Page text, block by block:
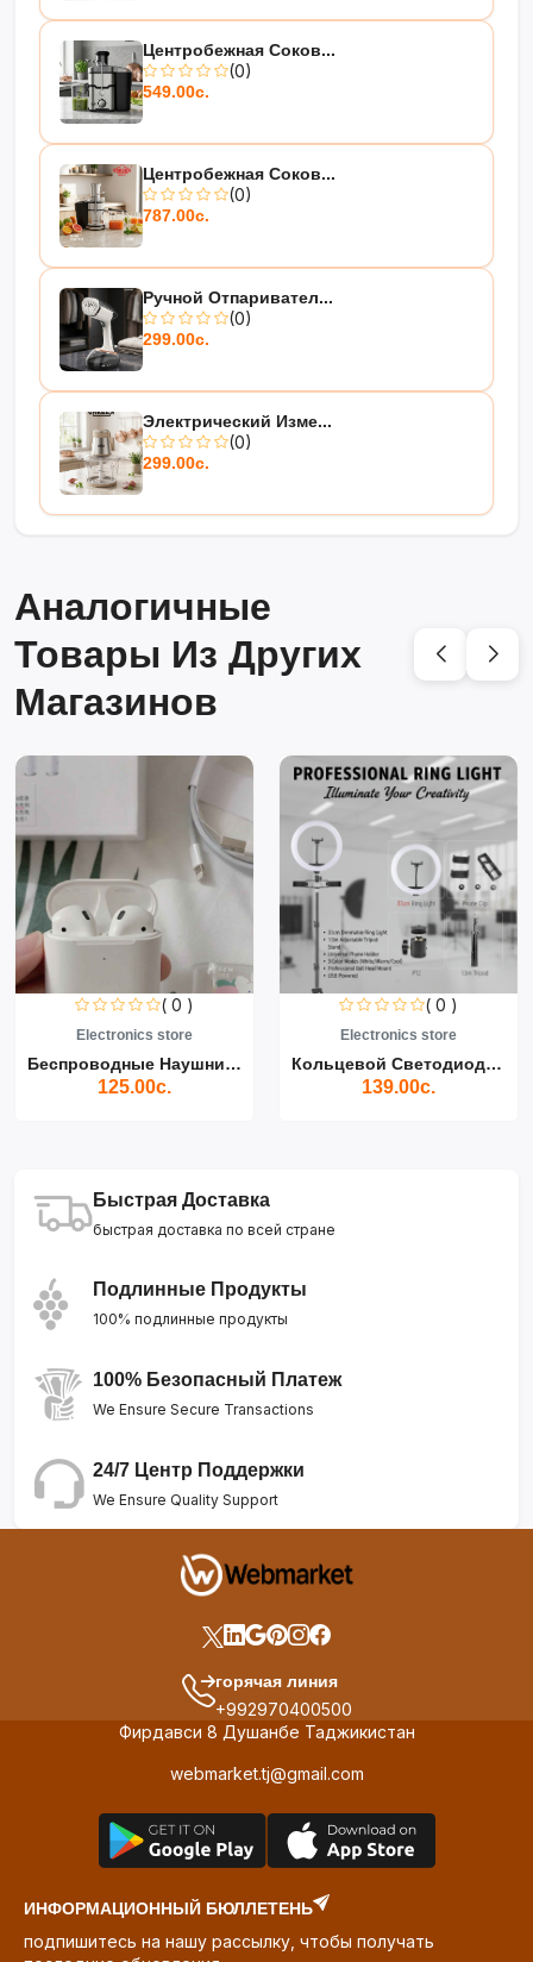
Центробежная Соков...
(0)
549.00с.
Центробежная Соков...
(0)
787.00с.
Ручной Отпаривател...
(0)
299.00с.
Электрический Изме...
(0)
299.00с.
Аналогичные
Товары Из Других
Магазинов
( 0 )
Electronics store
Беспроводные Наушники Air...
125.00с.
( 0 )
Electronics store
Кольцевой Светодиодный Св...
139.00с.
Быстрая Доставка
быстрая доставка по всей стране
Подлинные Продукты
100% подлинные продукты
100% Безопасный Платеж
We Ensure Secure Transactions
24/7 Центр Поддержки
We Ensure Quality Support
горячая линия
+992970400500
Фирдавси 8 Душанбе Таджикистан
webmarket.tj@gmail.com
ИНФОРМАЦИОННЫЙ БЮЛЛЕТЕНЬ
подпишитесь на нашу рассылку, чтобы получать